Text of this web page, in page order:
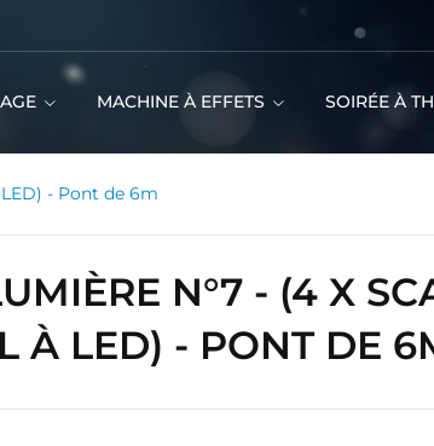
MACHINE À EFFETS SOIRÉE À
- Pont de 6m
N°7 - (4 X
À LED) - PONT DE